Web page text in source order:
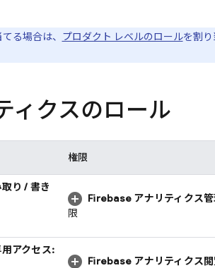
る場合は、 プロダクト レベルのロールを割り
ィクスのロール
権限
り / 書き
Firebase アナリティクス
限
アクセス:
Firebase アナリティクス